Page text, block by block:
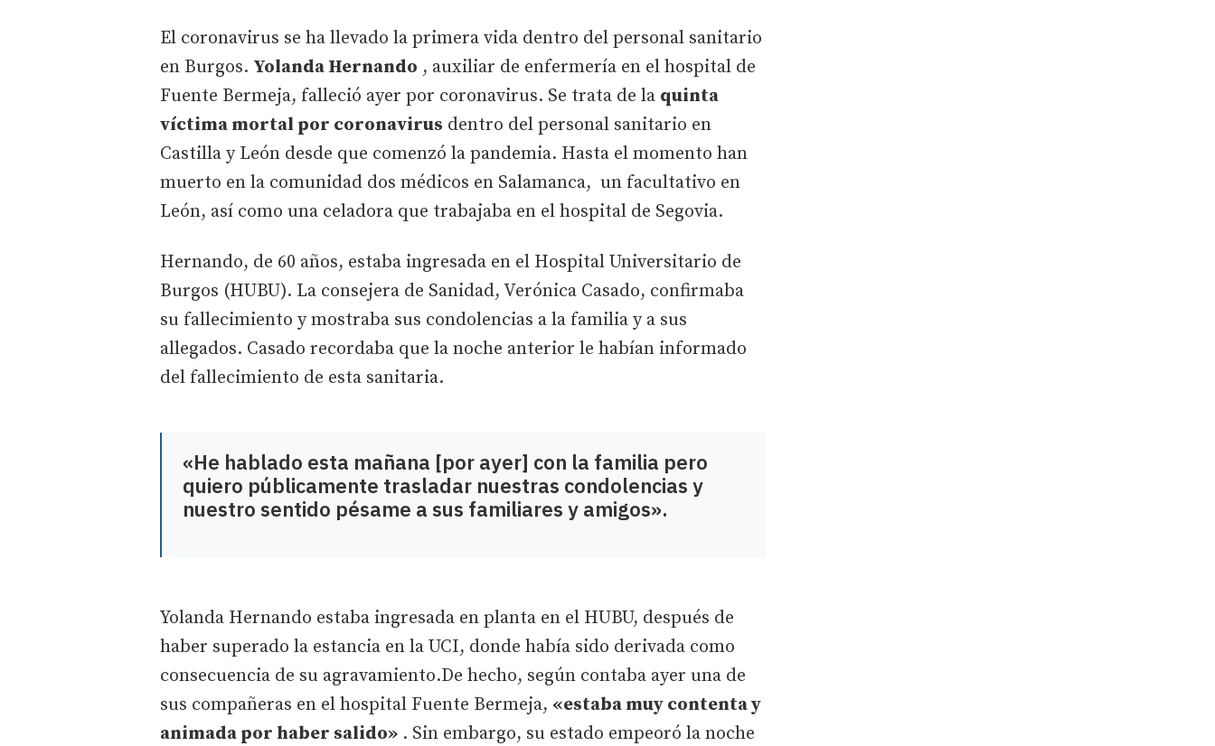
El coronavirus se ha llevado la primera vida dentro del personal sanitario
en Burgos. Yolanda Hernando , auxiliar de enfermería en el hospital de
Fuente Bermeja, falleció ayer por coronavirus. Se trata de la quinta
víctima mortal por coronavirus dentro del personal sanitario en
Castilla y León desde que comenzó la pandemia. Hasta el momento han
muerto en la comunidad dos médicos en Salamanca, un facultativo en
León, así como una celadora que trabajaba en el hospital de Segovia.
Hernando, de 60 años, estaba ingresada en el Hospital Universitario de
Burgos (HUBU). La consejera de Sanidad, Verónica Casado, confirmaba
su fallecimiento y mostraba sus condolencias a la familia y a sus
allegados. Casado recordaba que la noche anterior le habían informado
del fallecimiento de esta sanitaria.
«He hablado esta mañana [por ayer] con la familia pero
quiero públicamente trasladar nuestras condolencias y
nuestro sentido pésame a sus familiares y amigos».
Yolanda Hernando estaba ingresada en planta en el HUBU, después de
haber superado la estancia en la UCI, donde había sido derivada como
consecuencia de su agravamiento.De hecho, según contaba ayer una de
sus compañeras en el hospital Fuente Bermeja, «estaba muy contenta y
animada por haber salido» . Sin embargo, su estado empeoró la noche